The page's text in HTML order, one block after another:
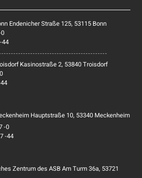
Endenicher Straße 125, 53115 Bonn
44
Kasinostraße 2, 53840 Troisdorf
Hauptstraße 10, 53340 Meckenheim
-0
-44
Zentrum des ASB Am Turm 36a, 53721